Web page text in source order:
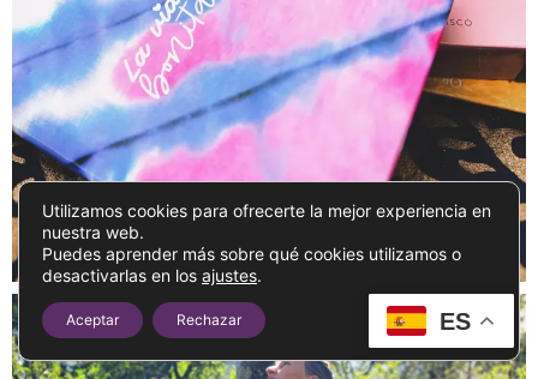
ES
Utilizamos cookies para ofrecerte la mejor experiencia en
nuestra web.
Puedes aprender más sobre qué cookies utilizamos o
desactivarlas en los ajustes.
Aceptar Rechazar